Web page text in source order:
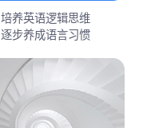
培养英语逻辑思维
逐步养成语言习惯